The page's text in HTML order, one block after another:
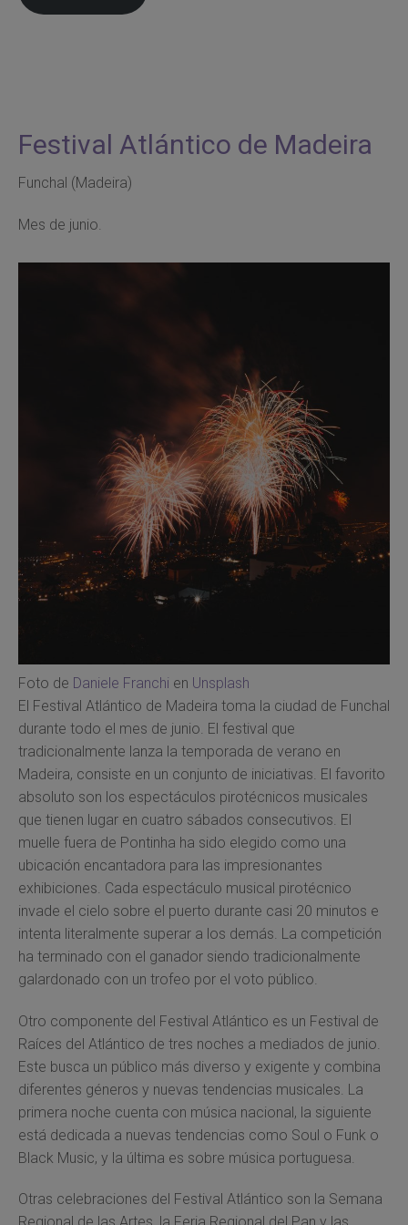
Festival Atlántico de Madeira
Funchal (Madeira)
Mes de junio.
Foto de Daniele Franchi en Unsplash
El Festival Atlántico de Madeira toma la ciudad de Funchal
durante todo el mes de junio. El festival que
tradicionalmente lanza la temporada de verano en
Madeira, consiste en un conjunto de iniciativas. El favorito
absoluto son los espectáculos pirotécnicos musicales
que tienen lugar en cuatro sábados consecutivos. El
muelle fuera de Pontinha ha sido elegido como una
ubicación encantadora para las impresionantes
exhibiciones. Cada espectáculo musical pirotécnico
invade el cielo sobre el puerto durante casi 20 minutos e
intenta literalmente superar a los demás. La competición
ha terminado con el ganador siendo tradicionalmente
galardonado con un trofeo por el voto público.
Otro componente del Festival Atlántico es un Festival de
Raíces del Atlántico de tres noches a mediados de junio.
Este busca un público más diverso y exigente y combina
diferentes géneros y nuevas tendencias musicales. La
primera noche cuenta con música nacional, la siguiente
está dedicada a nuevas tendencias como Soul o Funk o
Black Music, y la última es sobre música portuguesa.
Otras celebraciones del Festival Atlántico son la Semana